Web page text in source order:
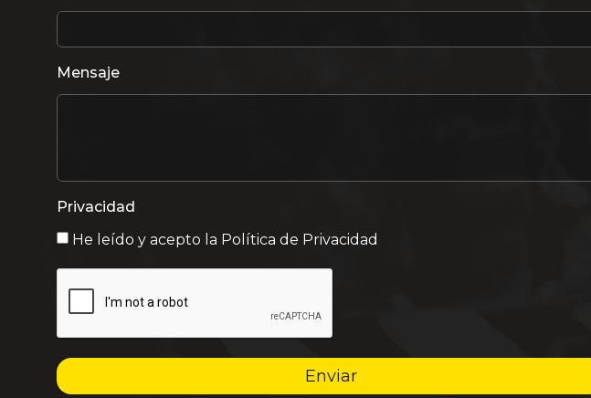
Mensaje
Privacidad
He leído y acepto la Política de Privacidad
Enviar